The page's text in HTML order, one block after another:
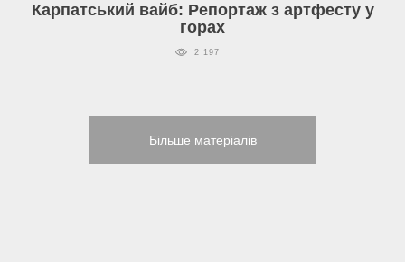
Карпатський вайб: Репортаж з артфесту у
горах
2 197
Більше матеріалів